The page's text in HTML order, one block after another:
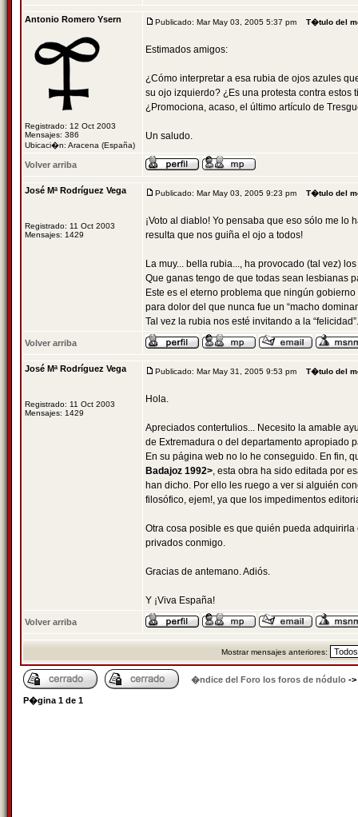
Antonio Romero Ysern
Registrado: 12 Oct 2003
Mensajes: 386
Ubicaci�n: Aracena (España)
Publicado: Mar May 03, 2005 5:37 pm T�tulo del
Estimados amigos:
¿Cómo interpretar a esa rubia de ojos azules
su ojo izquierdo? ¿Es una protesta contra estos
¿Promociona, acaso, el último artículo de
Un saludo.
Volver arriba
José Mª Rodríguez Vega
Registrado: 11 Oct 2003
Mensajes: 1429
Publicado: Mar May 03, 2005 9:23 pm T�tulo del
¡Voto al diablo! Yo pensaba que eso sólo me lo
resulta que nos guiña el ojo a todos!
La muy... bella rubia..., ha provocado (tal vez)
Que ganas tengo de que todas sean lesbianas
Este es el eterno problema que ningún
para dolor del que nunca fue un “macho
Tal vez la rubia nos esté invitando a la “felicidad”.
Volver arriba
José Mª Rodríguez Vega
Registrado: 11 Oct 2003
Mensajes: 1429
Publicado: Mar May 31, 2005 9:53 pm T�tulo del
Hola.
Apreciados contertulios... Necesito la amable
de Extremadura o del departamento apropiado
En su página web no lo he conseguido. En fin,
Badajoz 1992>, esta obra ha sido editada por
han dicho. Por ello les ruego a ver si alguién
filosófico, ejem!, ya que los impedimentos
Otra cosa posible es que quién pueda
privados conmigo.
Gracias de antemano. Adiós.
Y ¡Viva España!
Volver arriba
Mostrar mensajes anteriores:
�ndice del Foro los foros de nódulo ->
P�gina 1 de 1